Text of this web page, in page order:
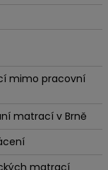
mimo pracovní
matrací v Brně
matrací